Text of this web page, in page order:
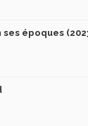
ses époques